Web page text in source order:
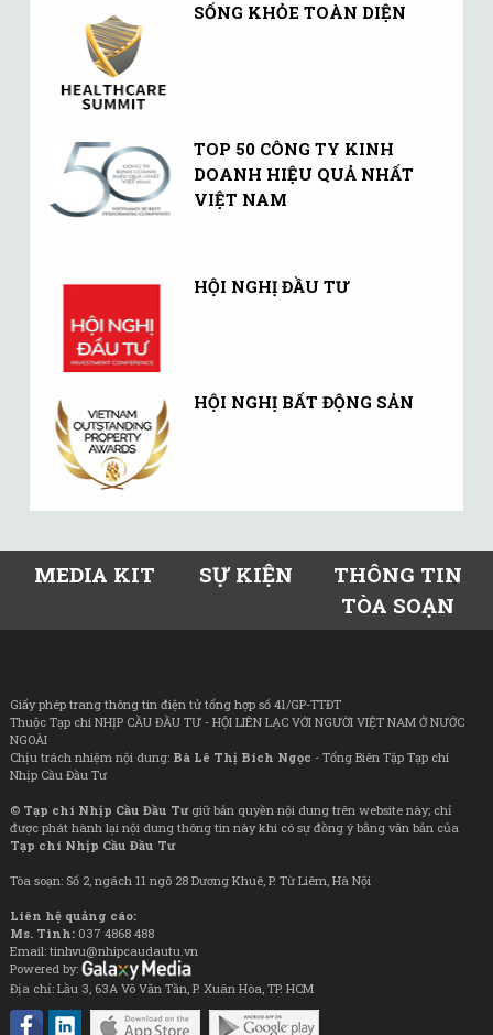
SỐNG KHỎE TOÀN DIỆN
TOP 50 CÔNG TY KINH
DOANH HIỆU QUẢ NHẤT
VIỆT NAM
HỘI NGHỊ ĐẦU TƯ
HỘI NGHỊ BẤT ĐỘNG SẢN
MEDIA KIT SỰ KIỆN
THÔNG TIN
TÒA SOẠN
Giấy phép trang thông tin điện tử tổng hợp số 41/GP-TTĐT
Thuộc Tạp chí NHỊP CẦU ĐẦU TƯ - HỘI LIÊN LẠC VỚI NGƯỜI VIỆT NAM Ở NƯỚC
NGOÀI
Chịu trách nhiệm nội dung: Bà Lê Thị Bích Ngọc - Tổng Biên Tập Tạp chí
Nhịp Cầu Đầu Tư
© Tạp chí Nhịp Cầu Đầu Tưgiữ bản quyền nội dung trên website này; chỉ
được phát hành lại nội dung thông tin này khi có sự đồng ý bằng văn bản của
Tạp chí Nhịp Cầu Đầu Tư
Tòa soạn: Số 2, ngách 11 ngõ 28 Dương Khuê, P. Từ Liêm, Hà Nội
Liên hệ quảng cáo:
Ms. Tình: 037 4868 488
Email: tinhvu@nhipcaudautu.vn
Powered by:
Địa chỉ: Lầu 3, 63A Võ Văn Tần, P. Xuân Hòa, TP. HCM